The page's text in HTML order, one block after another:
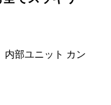
内部ユニット カン